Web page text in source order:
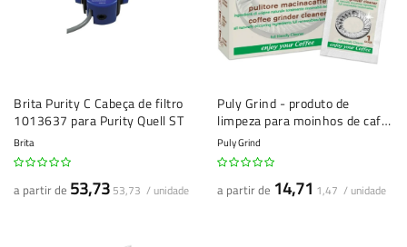
Brita Purity C Cabeça de filtro
1013637 para Purity Quell ST
Brita
a partir de 53,73 53,73 / unidade
Puly Grind - produto de
limpeza para moinhos de café
- 10 saquetas
Puly Grind
a partir de 14,71 1,47 / unidade